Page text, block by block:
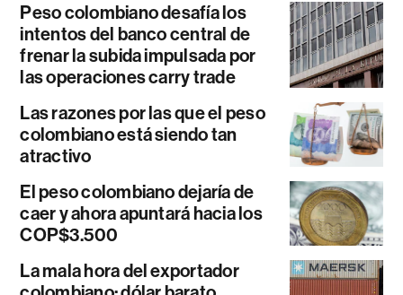
Peso colombiano desafía los
intentos del banco central de
frenar la subida impulsada por
las operaciones carry trade
Las razones por las que el peso
colombiano está siendo tan
atractivo
El peso colombiano dejaría de
caer y ahora apuntará hacia los
COP$3.500
La mala hora del exportador